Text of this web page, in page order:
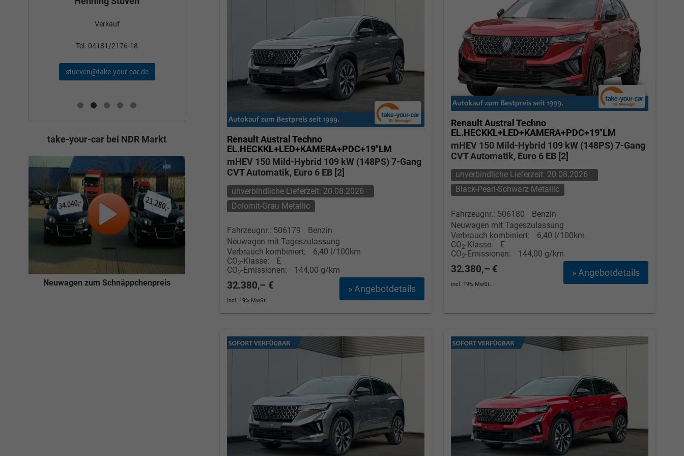
Renault Austral Techno
EL.HECKKL+LED+KAMERA+PDC+19"LM
mHEV 150 Mild-Hybrid 109 kW (148PS) 7-Gang
CVT Automatik, Euro 6 EB [2]
unverbindliche Lieferzeit: 20.08.2026
Dolomit-Grau Metallic
Fahrzeugnr.: 506179
Benzin
Neuwagen mit Tageszulassung
Verbrauch kombiniert:
6,40 l/100km
CO2-Klasse:
E
CO2-Emissionen: 144,00 g/km
» Angebotdetails
32.380,– €
incl. 19% MwSt.
Renault AustralTechno
EL.HECKKL+LED+KAMERA+PDC+19"LM
mHEV 150 Mild-Hybrid 109 kW (148PS) 7-Gang
CVT Automatik, Euro 6 EB [2]
unverbindliche Lieferzeit: 20.08.2026
Black-Pearl-Schwarz Metallic
Fahrzeugnr.: 506180
Benzin
Neuwagen mit Tageszulassung
Verbrauch kombiniert:
6,40 l/100km
CO2-Klasse:
E
CO2-Emissionen: 144,00 g/km
» Angebotdetails
32.380,– €
incl. 19% MwSt.
Verkauf
Tel. 04181/2176-18
stueven@take-your-car.de
Tel. 04181/2176-24
schael@take-your-car.de
Verkauf
Tel. 04181/2176-21
wollschlaeger@take-your-car.de
Verkauf
Tel. 04181/2176-27
calakovic@take-your-car.de
take-your-car bei NDR Markt
Neuwagen zum Schnäppchenpreis